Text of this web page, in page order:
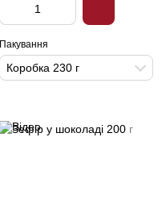
Пакування
Коробка 230 г